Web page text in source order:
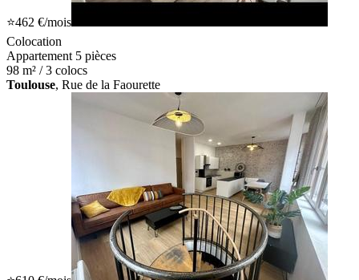
⭐462 €/mois
Colocation
Appartement 5 pièces
98 m² / 3 colocs
Toulouse, Rue de la Faourette